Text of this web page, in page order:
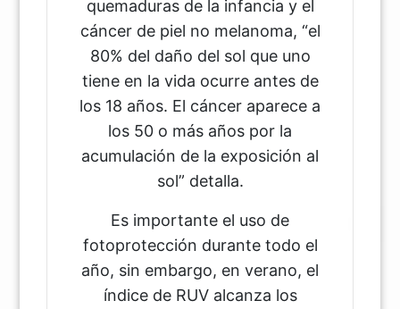
quemaduras de la infancia y el
cáncer de piel no melanoma, “el
80% del daño del sol que uno
tiene en la vida ocurre antes de
los 18 años. El cáncer aparece a
los 50 o más años por la
acumulación de la exposición al
sol” detalla.
Es importante el uso de
fotoprotección durante todo el
año, sin embargo, en verano, el
índice de RUV alcanza los